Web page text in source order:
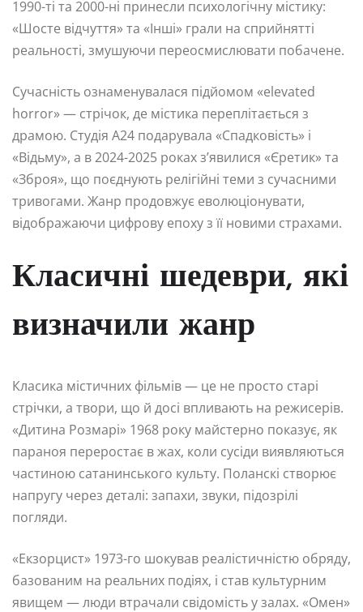
1990-ті та 2000-ні принесли психологічну містику:
«Шосте відчуття» та «Інші» грали на сприйнятті
реальності, змушуючи переосмислювати побачене.
Сучасність ознаменувалася підйомом «elevated
horror» — стрічок, де містика переплітається з
драмою. Студія A24 подарувала «Спадковість» і
«Відьму», а в 2024-2025 роках з’явилися «Єретик» та
«Зброя», що поєднують релігійні теми з сучасними
тривогами. Жанр продовжує еволюціонувати,
відображаючи цифрову епоху з її новими страхами.
Класичні шедеври, які
визначили жанр
Класика містичних фільмів — це не просто старі
стрічки, а твори, що й досі впливають на режисерів.
«Дитина Розмарі» 1968 року майстерно показує, як
параноя переростає в жах, коли сусіди виявляються
частиною сатанинського культу. Поланскі створює
напругу через деталі: запахи, звуки, підозрілі
погляди.
«Екзорцист» 1973-го шокував реалістичністю обряду,
базованим на реальних подіях, і став культурним
явищем — люди втрачали свідомість у залах. «Омен»